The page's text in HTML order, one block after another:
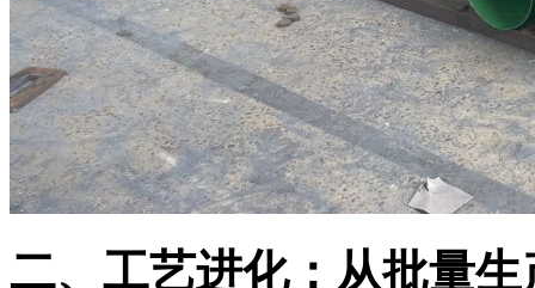
二、工艺进化：从批量